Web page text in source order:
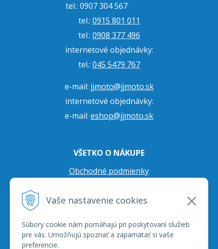
Vaše nastavenie cookies
Súbory cookie nám pomáhajú pri poskytovaní služieb
pre vás. Umožňujú spoznať a zapamätať si vaše
preferencie.
tel.: 0907 304 567
tel.: 0915 801 011
tel.: 0908 377 496
internetové objednávky:
tel.: 045 5479 767
e-mail: jjmoto@jjmoto.sk
internetové objednávky:
e-mail: eshop@jjmoto.sk
VŠETKO O NÁKUPE
Obchodné podmienky
Prepravné podmienky